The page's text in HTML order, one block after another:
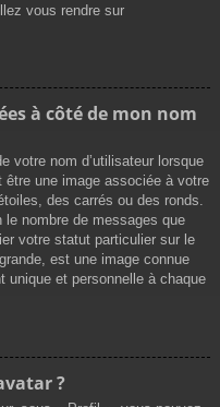
vous rendre sur
à côté de mon nom
votre nom d’utilisateur lorsque
être une image associée à votre
des carrés ou des ronds.
le nombre de messages que
votre statut particulier sur le
est une image connue
unique et personnelle à chaque
?